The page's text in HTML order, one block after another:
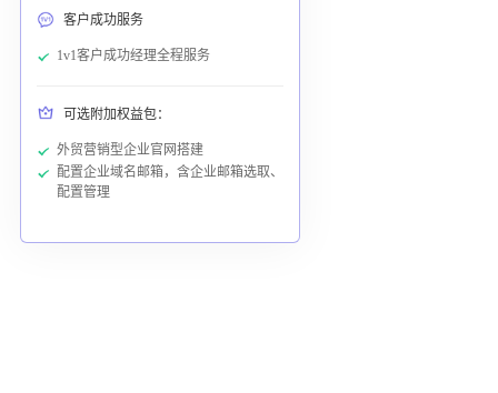
客户成功服务
1v1客户成功经理全程服务
可选附加权益包：
外贸营销型企业官网搭建
配置企业域名邮箱，含企业邮箱选取、
配置管理